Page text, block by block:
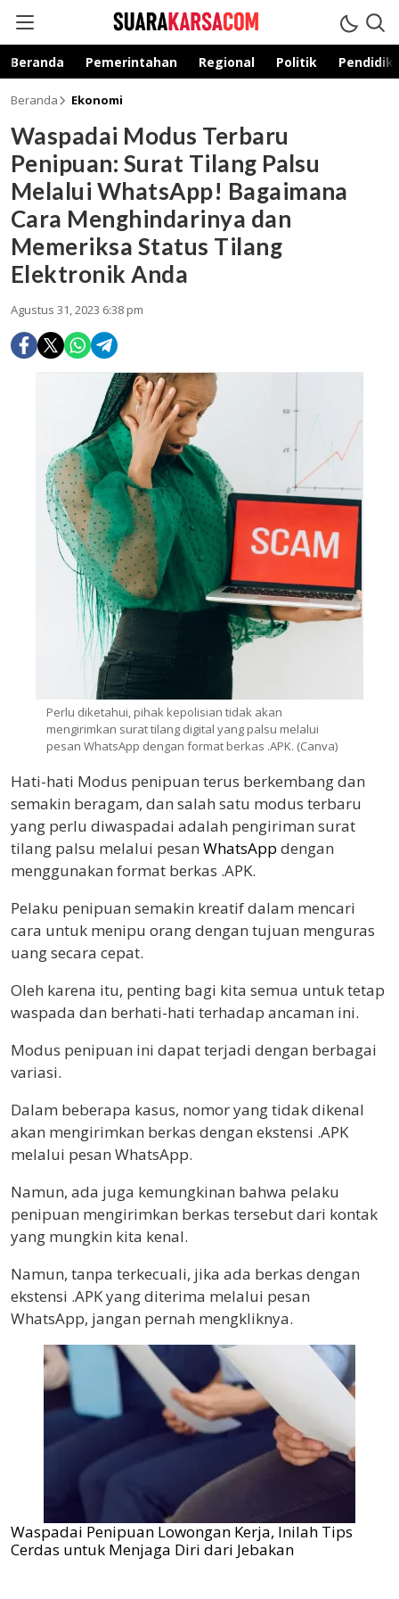
suarakarsa.com
Informasi terpercaya
Beranda Pemerintahan Regional Politik
Beranda Ekonomi
Waspadai Modus Terbaru
Penipuan: Surat Tilang Palsu
Melalui WhatsApp! Bagaimana
Cara Menghindarinya dan
Memeriksa Status Tilang
Elektronik Anda
Agustus 31, 2023 6:38 pm
Perlu diketahui, pihak kepolisian tidak akan
mengirimkan surat tilang digital yang palsu melalui
pesan WhatsApp dengan format berkas .APK. (Canva)
Hati-hati Modus penipuan terus berkembang dan
semakin beragam, dan salah satu modus terbaru
yang perlu diwaspadai adalah pengiriman surat
tilang palsu melalui pesan WhatsApp dengan
menggunakan format berkas .APK.
Pelaku penipuan semakin kreatif dalam mencari
cara untuk menipu orang dengan tujuan menguras
uang secara cepat.
Oleh karena itu, penting bagi kita semua untuk tetap
waspada dan berhati-hati terhadap ancaman ini.
Modus penipuan ini dapat terjadi dengan berbagai
variasi.
Dalam beberapa kasus, nomor yang tidak dikenal
akan mengirimkan berkas dengan ekstensi .APK
melalui pesan WhatsApp.
Namun, ada juga kemungkinan bahwa pelaku
penipuan mengirimkan berkas tersebut dari kontak
yang mungkin kita kenal.
Namun, tanpa terkecuali, jika ada berkas dengan
ekstensi .APK yang diterima melalui pesan
WhatsApp, jangan pernah mengkliknya.
Waspadai Penipuan Lowongan Kerja, Inilah Tips
Cerdas untuk Menjaga Diri dari Jebakan